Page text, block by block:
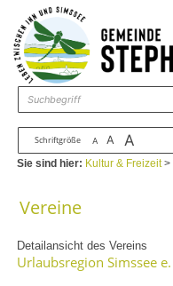
Zum Inhalt ,zur Navigation
Schriftgröße A A A
Sie sind hier: Kultur & Freizeit>
Vereine
Detailansicht des Vereins
Urlaubsregion Simssee e.